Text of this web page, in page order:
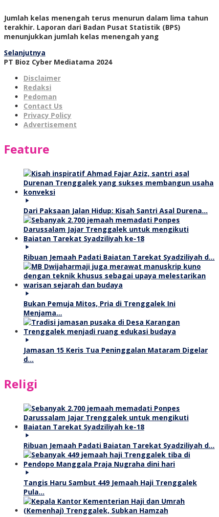
Jumlah kelas menengah terus menurun dalam lima tahun
terakhir. Laporan dari Badan Pusat Statistik (BPS)
menunjukkan jumlah kelas menengah yang
Selanjutnya
PT Bioz Cyber Mediatama 2024
Disclaimer
Redaksi
Pedoman
Contact Us
Privacy Policy
Advertisement
Feature
Dari Paksaan Jalan Hidup: Kisah Santri Asal Durena…
Ribuan Jemaah Padati Baiatan Tarekat Syadziliyah d…
Bukan Pemuja Mitos, Pria di Trenggalek Ini
Menjama…
Jamasan 15 Keris Tua Peninggalan Mataram Digelar
d…
Religi
Ribuan Jemaah Padati Baiatan Tarekat Syadziliyah d…
Tangis Haru Sambut 449 Jemaah Haji Trenggalek
Pula…